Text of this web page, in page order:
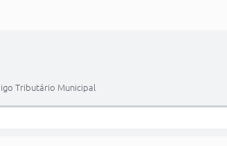
Tributário Municipal